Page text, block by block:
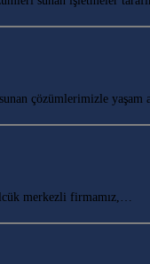
çözümlerimizle yaşam
merkezli firmamız,…